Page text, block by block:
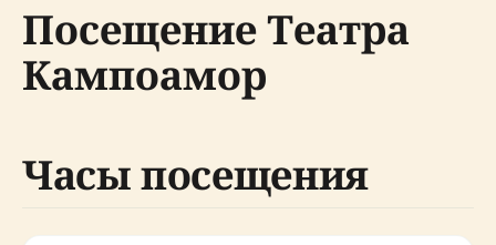
Посещение Театра
Кампоамор
Часы посещения